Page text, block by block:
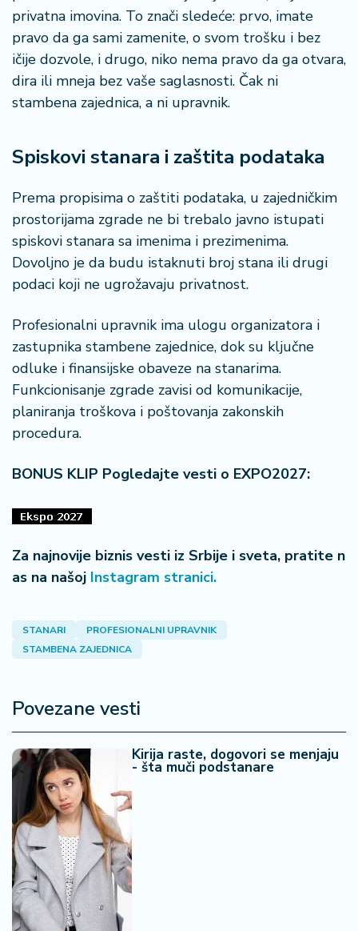
privatna imovina. To znači sledeće: prvo, imate
pravo da ga sami zamenite, o svom trošku i bez
ičije dozvole, i drugo, niko nema pravo da ga otvara,
dira ili mneja bez vaše saglasnosti. Čak ni
stambena zajednica, a ni upravnik.
Spiskovi stanara i zaštita podataka
Prema propisima o zaštiti podataka, u zajedničkim
prostorijama zgrade ne bi trebalo javno istupati
spiskovi stanara sa imenima i prezimenima.
Dovoljno je da budu istaknuti broj stana ili drugi
podaci koji ne ugrožavaju privatnost.
Profesionalni upravnik ima ulogu organizatora i
zastupnika stambene zajednice, dok su ključne
odluke i finansijske obaveze na stanarima.
Funkcionisanje zgrade zavisi od komunikacije,
planiranja troškova i poštovanja zakonskih
procedura.
BONUS KLIP Pogledajte vesti o EXPO2027:
Za najnovije biznis vesti iz Srbije i sveta, pratite n
as na našoj Instagram stranici.
STANARI
PROFESIONALNI UPRAVNIK
STAMBENA ZAJEDNICA
Povezane vesti
Kirija raste, dogovori se menjaju
- šta muči podstanare